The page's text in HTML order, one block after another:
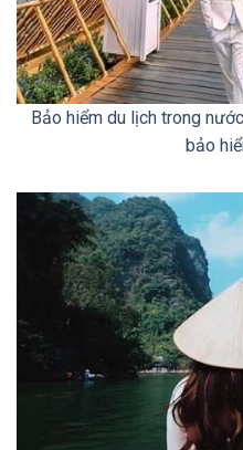
Bảo hiểm du lịch trong
bảo